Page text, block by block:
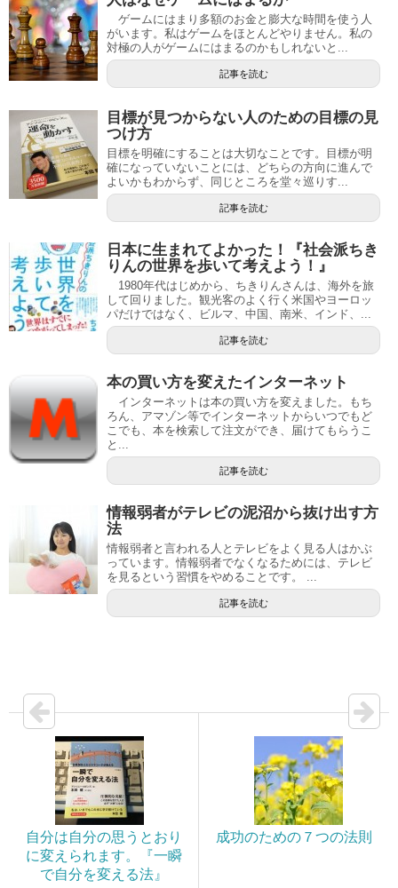
ゲームにはまり多額のお金と膨大な時間を使う人
がいます。私はゲームをほとんどやりません。私の
対極の人がゲームにはまるのかもしれないと...
記事を読む
目標が見つからない人のための目標の見
つけ方
目標を明確にすることは大切なことです。目標が明
確になっていないことには、どちらの方向に進んで
よいかもわからず、同じところを堂々巡りす...
記事を読む
日本に生まれてよかった！『社会派ちき
りんの世界を歩いて考えよう！』
1980年代はじめから、ちきりんさんは、海外を旅
して回りました。観光客のよく行く米国やヨーロッ
パだけではなく、ビルマ、中国、南米、インド、...
記事を読む
本の買い方を変えたインターネット
インターネットは本の買い方を変えました。もち
ろん、アマゾン等でインターネットからいつでもど
こでも、本を検索して注文ができ、届けてもらうこ
と...
記事を読む
情報弱者がテレビの泥沼から抜け出す方
法
情報弱者と言われる人とテレビをよく見る人はかぶ
っています。情報弱者でなくなるためには、テレビ
を見るという習慣をやめることです。 ...
記事を読む
自分は自分の思うとおり
に変えられます。『一瞬
で自分を変える法』
成功のための７つの法則